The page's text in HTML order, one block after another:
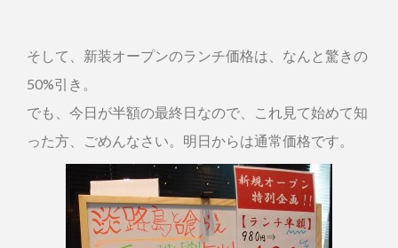
そして、新装オープンのランチ価格は、なんと驚きの
50%引き。
でも、今日が半額の最終日なので、これ見て始めて知
った方、ごめんなさい。明日からは通常価格です。